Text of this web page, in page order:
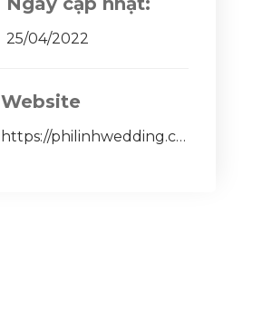
25/04/2022
Website
https://philinhwedding.com/